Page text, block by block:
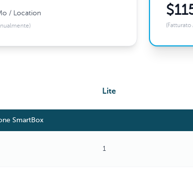
/ Location
Lite
SmartBox
1